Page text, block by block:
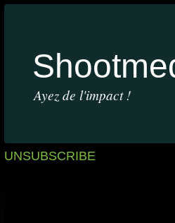
Ayez de l'impact !
unsubscribe